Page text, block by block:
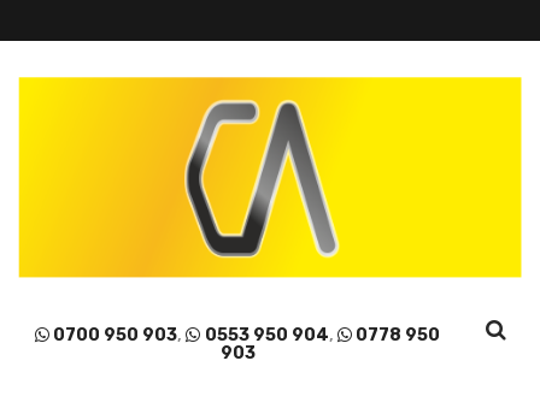
0700 950 903, 0553 950 904,
0778 950
903